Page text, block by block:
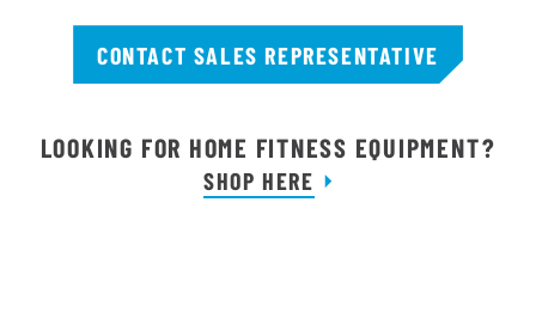
CONTACT SALES REPRESENTATIVE
LOOKING FOR HOME FITNESS EQUIPMENT?
SHOP HERE